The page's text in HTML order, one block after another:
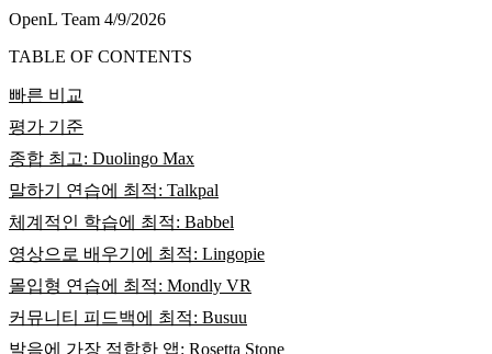
OpenL Team 4/9/2026
TABLE OF CONTENTS
빠른 비교
평가 기준
종합 최고: Duolingo Max
말하기 연습에 최적: Talkpal
체계적인 학습에 최적: Babbel
영상으로 배우기에 최적: Lingopie
몰입형 연습에 최적: Mondly VR
커뮤니티 피드백에 최적: Busuu
발음에 가장 적합한 앱: Rosetta Stone